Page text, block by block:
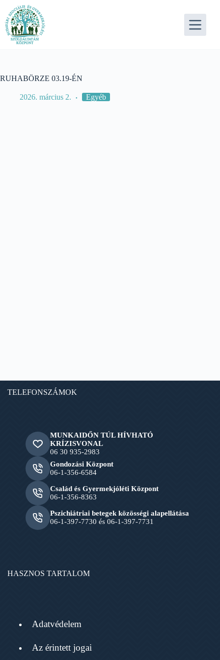
content
RUHABÖRZE 03.19-ÉN
2026. március 2. Egyéb
TELEFONSZÁMOK
MUNKAIDŐN TÚL HÍVHATÓ
KRÍZISVONAL
06 30 935-2983
Gondozási Központ
06-1-356-6584
Család és Gyermekjóléti Központ
06-1-356-8363
Pszichiátriai betegek közösségi alapellátása
06-1-397-7730 és 06-1-397-7731
HASZNOS TARTALOM
Adatvédelem
Az érintett jogai